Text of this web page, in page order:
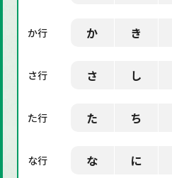
か行 か き
さ行 さ し
た行 た ち
な行 な に